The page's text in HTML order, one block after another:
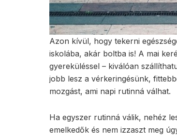
Azon kívül, hogy tekerni
iskolába, akár boltba is! A mai
gyereküléssel – kiválóan
jobb lesz a vérkeringésünk,
mozgást, ami napi rutinná válhat.
Ha egyszer rutinná válik, nehéz
emelkedők és nem izzaszt meg